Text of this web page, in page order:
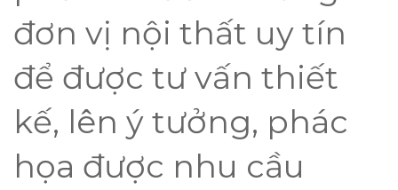
đơn vị nội thất uy tín
để được tư vấn thiết
kế, lên ý tưởng, phác
họa được nhu cầu